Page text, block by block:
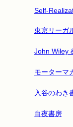
Self-
東京リーガ
John Wiley
モーターマ
入谷のわき
白夜書房